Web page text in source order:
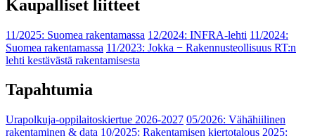
Kaupalliset liitteet
11/2025: Suomea rakentamassa 12/2024: INFRA-lehti 11/2024:
Suomea rakentamassa 11/2023: Jokka − Rakennusteollisuus RT:n
lehti kestävästä rakentamisesta
Tapahtumia
Urapolkuja-oppilaitoskiertue 2026-2027 05/2026: Vähähiilinen
rakentaminen & data 10/2025: Rakentamisen kiertotalous 2025: